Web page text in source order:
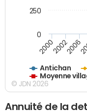
Antichan
Moyenne
200020022006
0
250
© JDN 2026
Annuité de la